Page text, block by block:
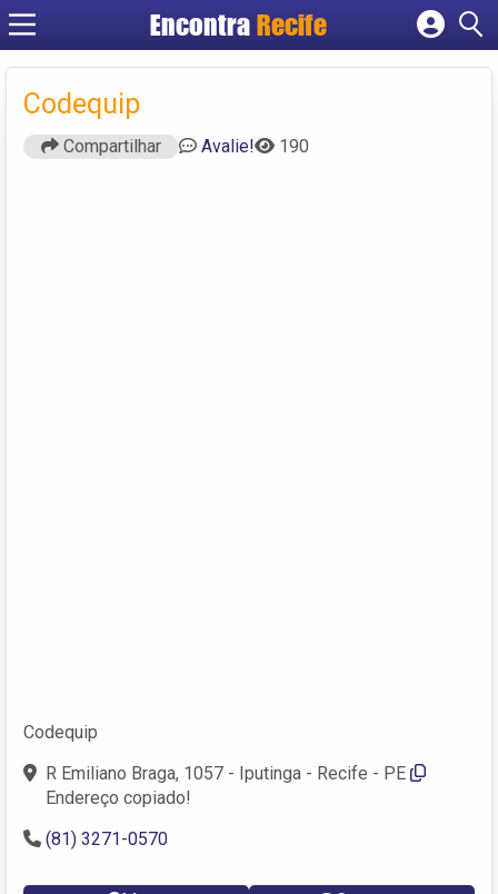
Encontra Recife
Cadastrar empresa
Codequip
Compartilhar Avalie! 190
Codequip
R Emiliano Braga, 1057 - Iputinga - Recife - PE
Endereço copiado!
(81) 3271-0570